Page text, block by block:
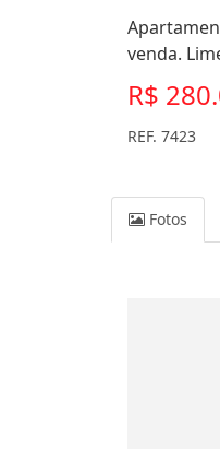
venda.
R$
REF. 7423
Fotos